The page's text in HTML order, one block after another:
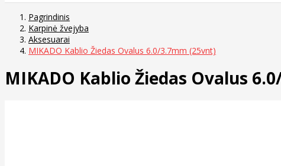
Pagrindinis
Karpinė žvejyba
Aksesuarai
MIKADO Kablio Žiedas Ovalus 6.0/3.7mm (25vnt)
MIKADO Kablio Žiedas Ovalus